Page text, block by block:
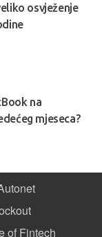
osvježenje
na
mjeseca?
of Fintech